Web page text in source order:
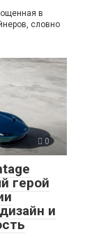
в
словно
0
герой
и